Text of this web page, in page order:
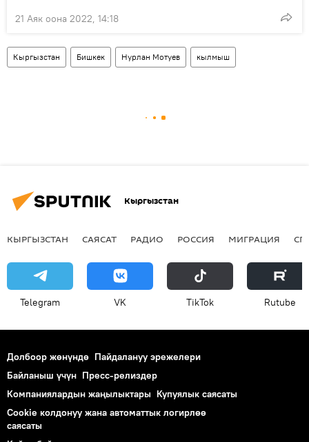
21 Аяк оона 2022, 14:18
Кыргызстан Бишкек Нурлан Мотуев кылмыш
Кыргызстан
КЫРГЫЗСТАН САЯСАТ РАДИО РОССИЯ МИГРАЦИЯ
Telegram VK ТikТоk Rutube
Долбоор жөнүндө Пайдалануу эрежелери
Байланыш үчүн Пресс-релиздер
Компаниялардын жаңылыктары Купуялык саясаты
Cookie колдонуу жана автоматтык логирлөө
саясаты